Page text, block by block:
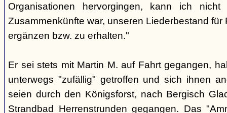
Organisationen hervorgingen, kann ich
Zusammenkünfte war, unseren Liederbestand
ergänzen bzw. zu erhalten."
Er sei stets mit Martin M. auf Fahrt gegangen,
unterwegs "zufällig" getroffen und sich ihnen
seien durch den Königsforst, nach Bergisch
Strandbad Herrenstrunden gegangen. Das